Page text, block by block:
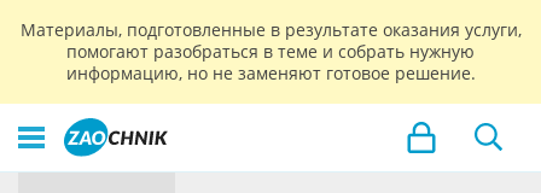
Материалы, подготовленные в результате оказания услуги,
помогают разобраться в теме и собрать нужную
информацию, но не заменяют готовое решение.